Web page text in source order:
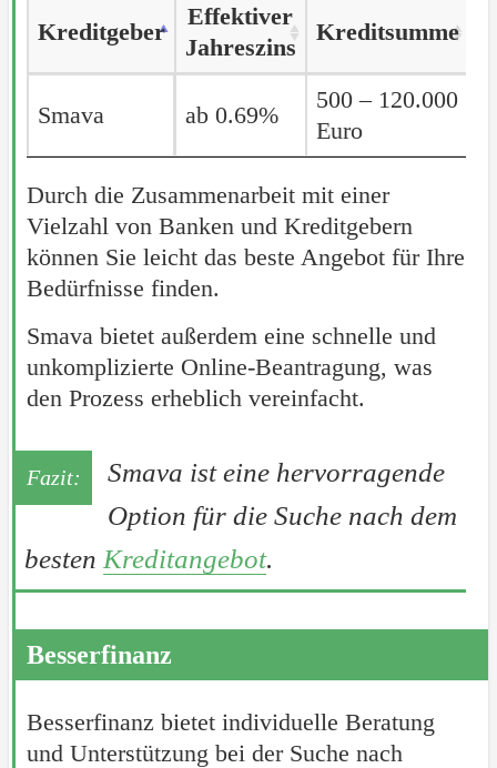
Kreditgeber
Effektiver
Jahreszins
Kreditsumme
Jahreszins
Kreditsumme
Smava
ab 0.69%
500 – 120.000
Euro
Kreditgeber
Smava
Durch die Zusammenarbeit mit einer
Vielzahl von Banken und Kreditgebern
können Sie leicht das beste Angebot für Ihre
Bedürfnisse finden.
Smava bietet außerdem eine schnelle und
unkomplizierte Online-Beantragung, was
den Prozess erheblich vereinfacht.
Smava ist eine hervorragende
Option für die Suche nach dem
besten Kreditangebot.
Besserfinanz
Besserfinanz bietet individuelle Beratung
und Unterstützung bei der Suche nach